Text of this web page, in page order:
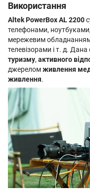
Використання
Altek PowerBox AL 2200
телефонами,
мережевим
телевізорами і т. д. Дана
туризму, активного
джереломживлення
живлення.